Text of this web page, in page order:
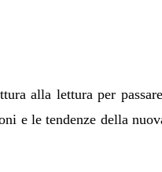
alla lettura per
e le tendenze della